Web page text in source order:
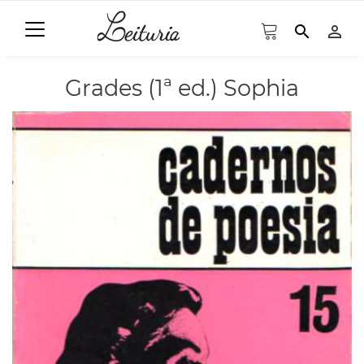
search person_outline
Grades (1ª ed.) Sophia